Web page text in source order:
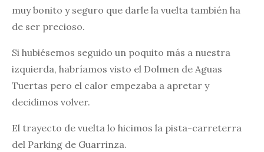
muy bonito y seguro que darle la vuelta también ha
de ser precioso.
Si hubiésemos seguido un poquito más a nuestra
izquierda, habríamos visto el Dolmen de Aguas
Tuertas pero el calor empezaba a apretar y
decidimos volver.
El trayecto de vuelta lo hicimos la pista-carreterra
del Parking de Guarrinza.